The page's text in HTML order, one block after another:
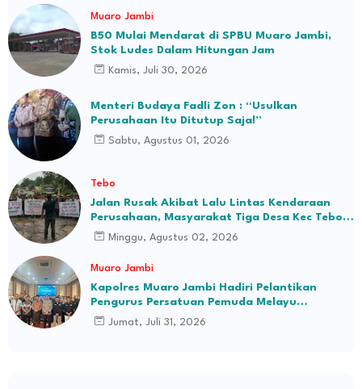
Muaro Jambi
B50 Mulai Mendarat di SPBU Muaro Jambi,
Stok Ludes Dalam Hitungan Jam
Kamis, Juli 30, 2026
Menteri Budaya Fadli Zon : “Usulkan
Perusahaan Itu Ditutup Saja!”
Sabtu, Agustus 01, 2026
Tebo
Jalan Rusak Akibat Lalu Lintas Kendaraan
Perusahaan, Masyarakat Tiga Desa Kec Tebo
Ilir Bakal Blokade Jalan
Minggu, Agustus 02, 2026
Muaro Jambi
Kapolres Muaro Jambi Hadiri Pelantikan
Pengurus Persatuan Pemuda Melayu
Kabupaten Muaro Jambi Periode 2026–2031
Jumat, Juli 31, 2026